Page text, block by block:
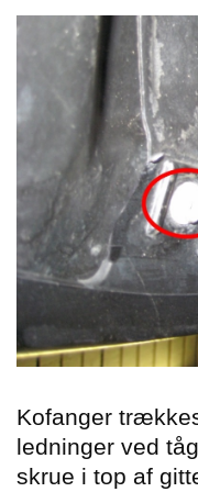
Kofanger
ledninger ved
skrue i top af